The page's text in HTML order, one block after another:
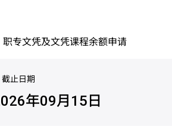
专文凭及文凭课程余额申请
截止日期
年09月15日